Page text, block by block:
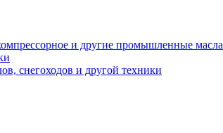
и другие промышленные масла
снегоходов и другой техники